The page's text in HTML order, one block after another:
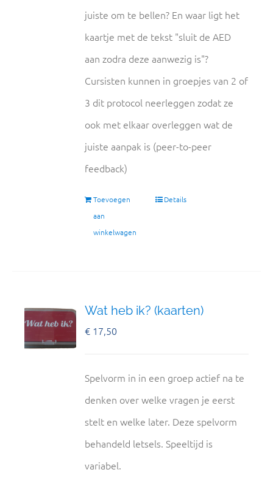
juiste om te bellen? En waar ligt het
kaartje met de tekst "sluit de AED
aan zodra deze aanwezig is"?
Cursisten kunnen in groepjes van 2 of
3 dit protocol neerleggen zodat ze
ook met elkaar overleggen wat de
juiste aanpak is (peer-to-peer
feedback)
Toevoegen
aan
winkelwagen
Details
Wat heb ik? (kaarten)
€ 17,50
Spelvorm in in een groep actief na te
denken over welke vragen je eerst
stelt en welke later. Deze spelvorm
behandeld letsels. Speeltijd is
variabel.